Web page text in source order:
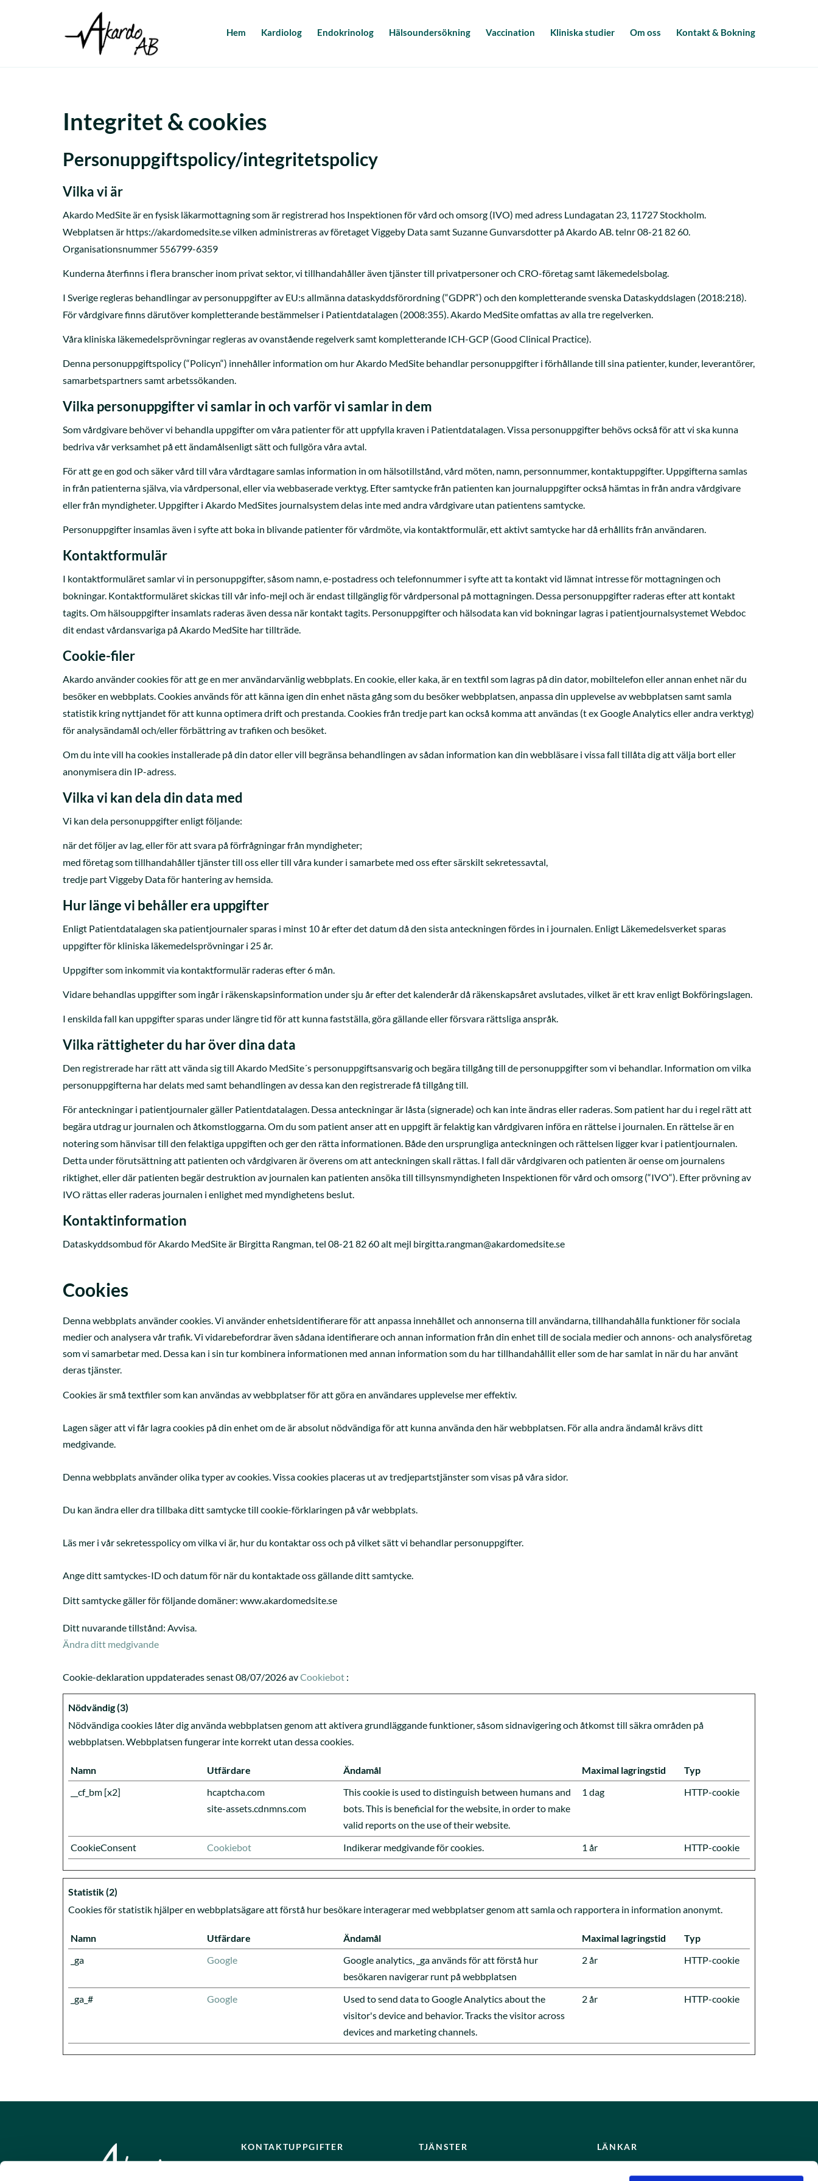
Hem Kardiolog Endokrinolog Hälsoundersökning Vaccination Kliniska studier Om oss Kontakt & Bokning
Integritet & cookies
Personuppgiftspolicy/integritetspolicy
Vilka vi är
Akardo MedSite är en fysisk läkarmottagning som är registrerad hos Inspektionen för vård och omsorg (IVO) med adress Lundagatan 23, 11727 Stockholm.
Webplatsen är https://akardomedsite.se vilken administreras av företaget Viggeby Data samt Suzanne Gunvarsdotter på Akardo AB. telnr 08-21 82 60.
Organisationsnummer 556799-6359
Kunderna återfinns i flera branscher inom privat sektor, vi tillhandahåller även tjänster till privatpersoner och CRO-företag samt läkemedelsbolag.
I Sverige regleras behandlingar av personuppgifter av EU:s allmänna dataskyddsförordning (“GDPR“) och den kompletterande svenska Dataskyddslagen (2018:218).
För vårdgivare finns därutöver kompletterande bestämmelser i Patientdatalagen (2008:355). Akardo MedSite omfattas av alla tre regelverken.
Våra kliniska läkemedelsprövningar regleras av ovanstående regelverk samt kompletterande ICH-GCP (Good Clinical Practice).
Denna personuppgiftspolicy (“Policyn“) innehåller information om hur Akardo MedSite behandlar personuppgifter i förhållande till sina patienter, kunder, leverantörer,
samarbetspartners samt arbetssökanden.
Vilka personuppgifter vi samlar in och varför vi samlar in dem
Som vårdgivare behöver vi behandla uppgifter om våra patienter för att uppfylla kraven i Patientdatalagen. Vissa personuppgifter behövs också för att vi ska kunna
bedriva vår verksamhet på ett ändamålsenligt sätt och fullgöra våra avtal.
För att ge en god och säker vård till våra vårdtagare samlas information in om hälsotillstånd, vård möten, namn, personnummer, kontaktuppgifter. Uppgifterna samlas
in från patienterna själva, via vårdpersonal, eller via webbaserade verktyg. Efter samtycke från patienten kan journaluppgifter också hämtas in från andra vårdgivare
eller från myndigheter. Uppgifter i Akardo MedSites journalsystem delas inte med andra vårdgivare utan patientens samtycke.
Personuppgifter insamlas även i syfte att boka in blivande patienter för vårdmöte, via kontaktformulär, ett aktivt samtycke har då erhållits från användaren.
Kontaktformulär
I kontaktformuläret samlar vi in personuppgifter, såsom namn, e-postadress och telefonnummer i syfte att ta kontakt vid lämnat intresse för mottagningen och
bokningar. Kontaktformuläret skickas till vår info-mejl och är endast tillgänglig för vårdpersonal på mottagningen. Dessa personuppgifter raderas efter att kontakt
tagits. Om hälsouppgifter insamlats raderas även dessa när kontakt tagits. Personuppgifter och hälsodata kan vid bokningar lagras i patientjournalsystemet Webdoc
dit endast vårdansvariga på Akardo MedSite har tillträde.
Cookie-filer
Akardo använder cookies för att ge en mer användarvänlig webbplats. En cookie, eller kaka, är en textfil som lagras på din dator, mobiltelefon eller annan enhet när du
besöker en webbplats. Cookies används för att känna igen din enhet nästa gång som du besöker webbplatsen, anpassa din upplevelse av webbplatsen samt samla
statistik kring nyttjandet för att kunna optimera drift och prestanda. Cookies från tredje part kan också komma att användas (t ex Google Analytics eller andra verktyg)
för analysändamål och/eller förbättring av trafiken och besöket.
Om du inte vill ha cookies installerade på din dator eller vill begränsa behandlingen av sådan information kan din webbläsare i vissa fall tillåta dig att välja bort eller
anonymisera din IP-adress.
Vilka vi kan dela din data med
Vi kan dela personuppgifter enligt följande:
när det följer av lag, eller för att svara på förfrågningar från myndigheter;
med företag som tillhandahåller tjänster till oss eller till våra kunder i samarbete med oss efter särskilt sekretessavtal,
tredje part Viggeby Data för hantering av hemsida.
Hur länge vi behåller era uppgifter
Enligt Patientdatalagen ska patientjournaler sparas i minst 10 år efter det datum då den sista anteckningen fördes in i journalen. Enligt Läkemedelsverket sparas
uppgifter för kliniska läkemedelsprövningar i 25 år.
Uppgifter som inkommit via kontaktformulär raderas efter 6 mån.
Vidare behandlas uppgifter som ingår i räkenskapsinformation under sju år efter det kalenderår då räkenskapsåret avslutades, vilket är ett krav enligt Bokföringslagen.
I enskilda fall kan uppgifter sparas under längre tid för att kunna fastställa, göra gällande eller försvara rättsliga anspråk.
Vilka rättigheter du har över dina data
Den registrerade har rätt att vända sig till Akardo MedSite´s personuppgiftsansvarig och begära tillgång till de personuppgifter som vi behandlar. Information om vilka
personuppgifterna har delats med samt behandlingen av dessa kan den registrerade få tillgång till.
För anteckningar i patientjournaler gäller Patientdatalagen. Dessa anteckningar är låsta (signerade) och kan inte ändras eller raderas. Som patient har du i regel rätt att
begära utdrag ur journalen och åtkomstloggarna. Om du som patient anser att en uppgift är felaktig kan vårdgivaren införa en rättelse i journalen. En rättelse är en
notering som hänvisar till den felaktiga uppgiften och ger den rätta informationen. Både den ursprungliga anteckningen och rättelsen ligger kvar i patientjournalen.
Detta under förutsättning att patienten och vårdgivaren är överens om att anteckningen skall rättas. I fall där vårdgivaren och patienten är oense om journalens
riktighet, eller där patienten begär destruktion av journalen kan patienten ansöka till tillsynsmyndigheten Inspektionen för vård och omsorg (“IVO“). Efter prövning av
IVO rättas eller raderas journalen i enlighet med myndighetens beslut.
Kontaktinformation
Dataskyddsombud för Akardo MedSite är Birgitta Rangman, tel 08-21 82 60 alt mejl birgitta.rangman@akardomedsite.se
Cookies
Denna webbplats använder cookies. Vi använder enhetsidentifierare för att anpassa innehållet och annonserna till användarna, tillhandahålla funktioner för sociala
medier och analysera vår trafik. Vi vidarebefordrar även sådana identifierare och annan information från din enhet till de sociala medier och annons- och analysföretag
som vi samarbetar med. Dessa kan i sin tur kombinera informationen med annan information som du har tillhandahållit eller som de har samlat in när du har använt
deras tjänster.
Cookies är små textfiler som kan användas av webbplatser för att göra en användares upplevelse mer effektiv.
Lagen säger att vi får lagra cookies på din enhet om de är absolut nödvändiga för att kunna använda den här webbplatsen. För alla andra ändamål krävs ditt
medgivande.
Denna webbplats använder olika typer av cookies. Vissa cookies placeras ut av tredjepartstjänster som visas på våra sidor.
Du kan ändra eller dra tillbaka ditt samtycke till cookie-förklaringen på vår webbplats.
Läs mer i vår sekretesspolicy om vilka vi är, hur du kontaktar oss och på vilket sätt vi behandlar personuppgifter.
Ange ditt samtyckes-ID och datum för när du kontaktade oss gällande ditt samtycke.
Ditt samtycke gäller för följande domäner: www.akardomedsite.se
Ditt nuvarande tillstånd: Avvisa.
Ändra ditt medgivande
Cookie-deklaration uppdaterades senast 08/07/2026 avCookiebot :
Nödvändig (3)
Nödvändiga cookies låter dig använda webbplatsen genom att aktivera grundläggande funktioner, såsom sidnavigering och åtkomst till säkra områden på
webbplatsen. Webbplatsen fungerar inte korrekt utan dessa cookies.
Namn Utfärdare Ändamål Maximal lagringstid
Typ
__cf_bm [x2]
hcaptcha.com
site-assets.cdnmns.com
This cookie is used to distinguish between humans and
bots. This is beneficial for the website, in order to make
valid reports on the use of their website.
1 dag HTTP-cookie
CookieConsent Cookiebot Indikerar medgivande för cookies. 1 år HTTP-cookie
Statistik (2)
Cookies för statistik hjälper en webbplatsägare att förstå hur besökare interagerar med webbplatser genom att samla och rapportera in information anonymt.
Namn Utfärdare Ändamål Maximal lagringstid
Typ
_ga
Google
Google analytics, _ga används för att förstå hur
besökaren navigerar runt på webbplatsen
2 år HTTP-cookie
_ga_# Google
Used to send data to Google Analytics about the
visitor's device and behavior. Tracks the visitor across
devices and marketing channels.
2 år HTTP-cookie
KONTAKTUPPGIFTER TJÄNSTER LÄNKAR